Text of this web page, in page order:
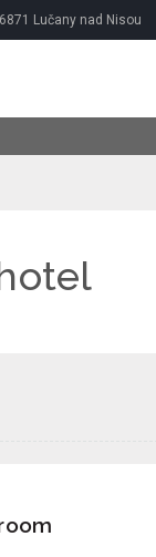
Lučany nad Nisou